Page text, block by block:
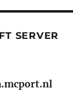
SERVER